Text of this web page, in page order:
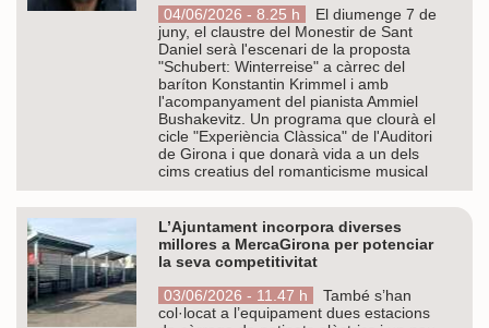
04/06/2026 - 8.25 h
El diumenge 7 de
juny, el claustre del Monestir de Sant
Daniel serà l'escenari de la proposta
"Schubert: Winterreise" a càrrec del
baríton Konstantin Krimmel i amb
l'acompanyament del pianista Ammiel
Bushakevitz. Un programa que clourà el
cicle "Experiència Clàssica" de l'Auditori
de Girona i que donarà vida a un dels
cims creatius del romanticisme musical
L’Ajuntament incorpora diverses
millores a MercaGirona per potenciar
la seva competitivitat
03/06/2026 - 11.47 h
També s’han
col·locat a l’equipament dues estacions